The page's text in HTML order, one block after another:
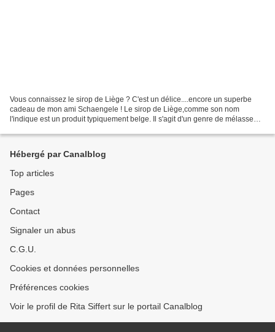
Vous connaissez le sirop de Liège ? C'est un délice....encore un superbe
cadeau de mon ami Schaengele ! Le sirop de Liège,comme son nom
l'indique est un produit typiquement belge. Il s'agit d'un genre de mélasse
Hébergé par Canalblog
Top articles
Pages
Contact
Signaler un abus
C.G.U.
Cookies et données personnelles
Préférences cookies
Voir le profil de Rita Siffert sur le portail Canalblog